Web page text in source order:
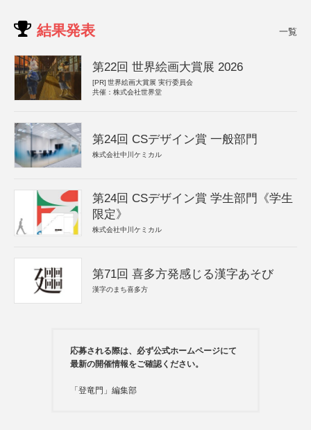
結果発表 一覧
第22回 世界絵画大賞展 2026
[PR] 世界絵画大賞展 実行委員会
共催：株式会社世界堂
第24回 CSデザイン賞 一般部門
株式会社中川ケミカル
第24回 CSデザイン賞 学生部門《学生
限定》
株式会社中川ケミカル
第71回 喜多方発感じる漢字あそび
漢字のまち喜多方
応募される際は、必ず公式ホームページにて
最新の開催情報をご確認ください。
「登竜門」編集部